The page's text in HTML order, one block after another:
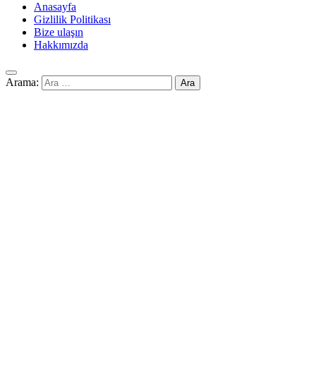
Anasayfa
Gizlilik Politikası
Bize ulaşın
Hakkımızda
Arama: